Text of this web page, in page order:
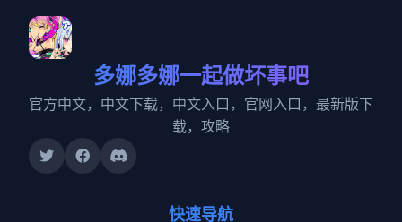
多娜多娜一起做坏事吧
官方中文，中文下载，中文入口，官网入口，最新版下
载，攻略
快速导航